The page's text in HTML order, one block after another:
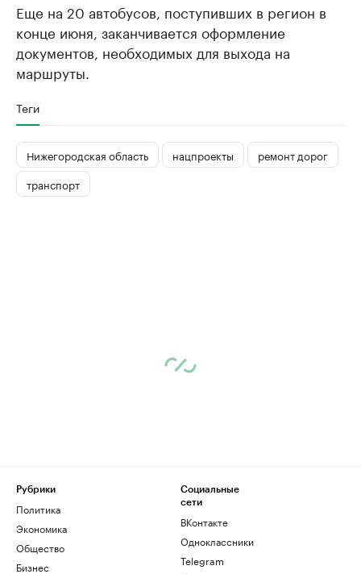
Еще на 20 автобусов, поступивших в регион в
конце июня, заканчивается оформление
документов, необходимых для выхода на
маршруты.
Теги
Нижегородская область нацпроекты
ремонт дорог
транспорт
Рубрики
Политика
Экономика
Общество
Бизнес
Социальные
сети
ВКонтакте
Одноклассники
Telegram